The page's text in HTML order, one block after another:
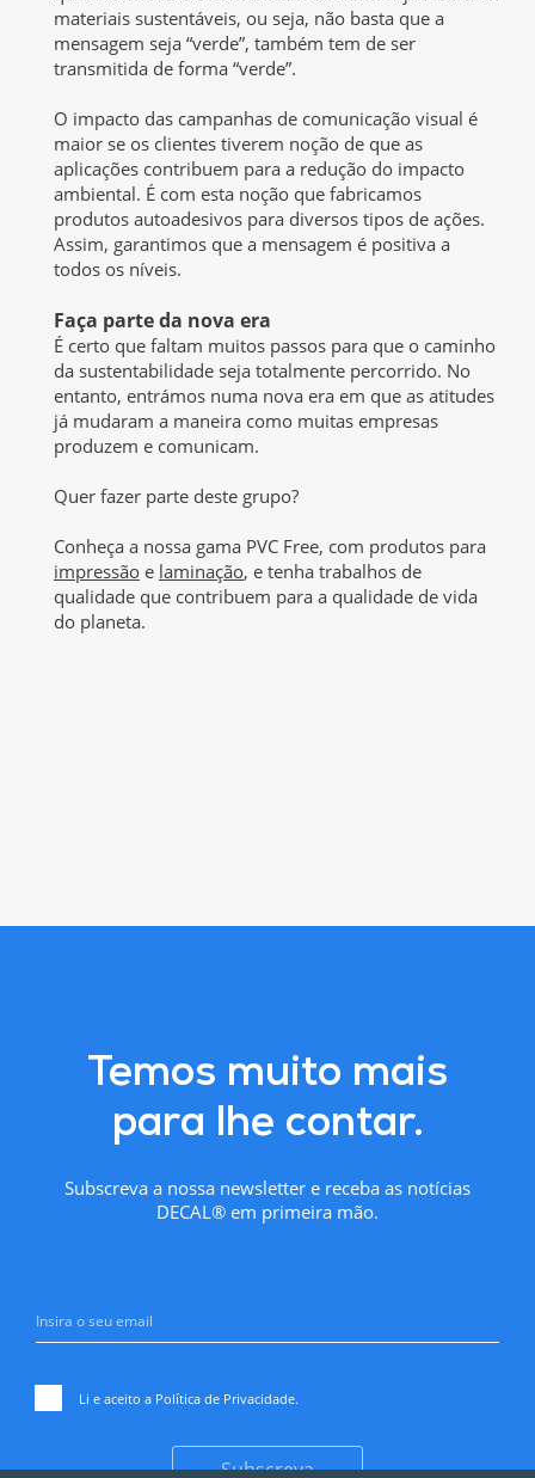
materiais sustentáveis, ou seja, não basta que a
mensagem seja “verde”, também tem de ser
transmitida de forma “verde”.
O impacto das campanhas de comunicação visual é
maior se os clientes tiverem noção de que as
aplicações contribuem para a redução do impacto
ambiental. É com esta noção que fabricamos
produtos autoadesivos para diversos tipos de ações.
Assim, garantimos que a mensagem é positiva a
todos os níveis.
Faça parte da nova era
É certo que faltam muitos passos para que o caminho
da sustentabilidade seja totalmente percorrido. No
entanto, entrámos numa nova era em que as atitudes
já mudaram a maneira como muitas empresas
produzem e comunicam.
Quer fazer parte deste grupo?
Conheça a nossa gama PVC Free, com produtos para
impressão e laminação, e tenha trabalhos de
qualidade que contribuem para a qualidade de vida
do planeta.
Temos muito mais
para lhe contar.
Subscreva a nossa newsletter e receba as notícias
DECAL® em primeira mão.
Li e aceito a Política de Privacidade.
Subscreva